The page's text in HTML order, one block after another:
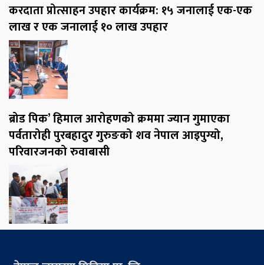
करदाता प्रोत्साहन उपहार कार्यक्रम: १५ जनालाई एक-एक
लाख र एक जनालाई १० लाख उपहार
ब्रोड पिक’ हिमाल आरोहणको क्रममा ज्यान गुमाएका
पर्वतारोही पुरबहादुर गुरुङको शव नेपाल आइपुग्यो,
परिवारजनको रुवाबासी